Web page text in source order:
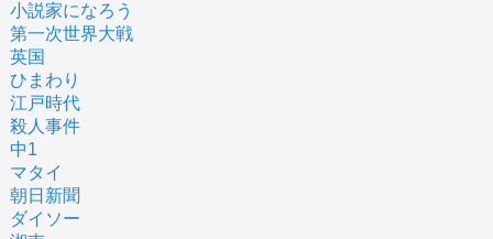
小説家になろう
第一次世界大戦
英国
ひまわり
江戸時代
殺人事件
中1
マタイ
朝日新聞
ダイソー